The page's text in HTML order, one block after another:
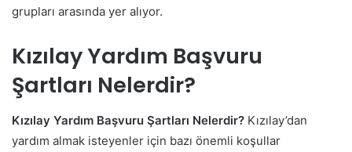
grupları arasında yer alıyor.
Kızılay Yardım Başvuru
Şartları Nelerdir?
Kızılay Yardım Başvuru Şartları Nelerdir? Kızılay’dan
yardım almak isteyenler için bazı önemli koşullar